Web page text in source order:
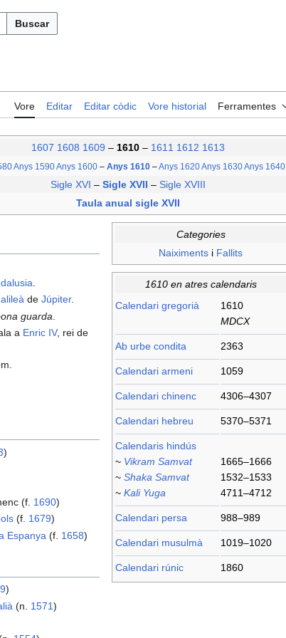
Buscar
Vore Editar Editar còdic Vore historial Ferramentes
1607 1608 1609 – 1610 – 1611 1612 1613
Anys 1590Anys 1600 – Anys 1610 –Anys 1620Anys 1630Anys 1640
Sigle XVI – Sigle XVII – Sigle XVIII
Taula anual sigle XVII
Categories
Naiximents i Fallits
1610 en atres calendaris
Calendari gregorià
1610
MDCX
Ab urbe condita 2363
Calendari armeni 1059
Calendari chinenc 4306–4307
Calendari hebreu 5370–5371
Calendaris hindús
~ Vikram Samvat
~ Shaka Samvat
~ Kali Yuga
1665–1666
1532–1533
4711–4712
Calendari persa 988–989
Calendari musulmà 1019–1020
Calendari rúnic 1860
deJúpiter.
guarda
a Enric IV, rei de
)
(f. 1690)
(f. 1679)
Espanya (f. 1658)
)
(n. 1571)